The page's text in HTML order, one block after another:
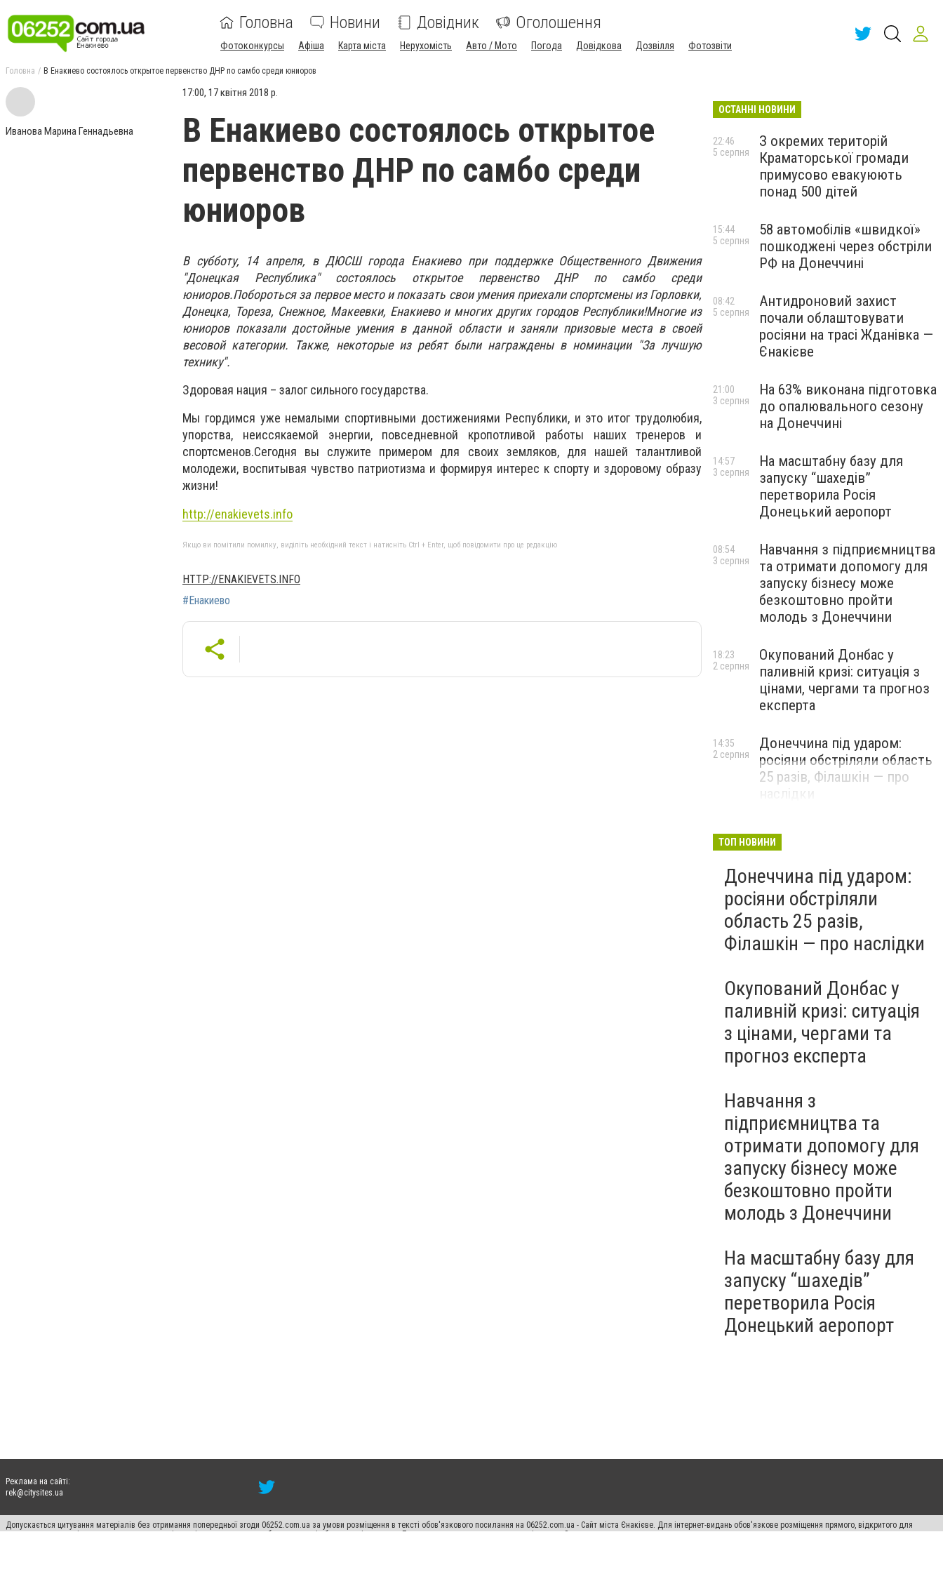
Головна Новини Довідник Оголошення
Фотоконкурсы Афіша Карта міста Нерухомість Авто / Мото Погода Довідкова Дозвілля Фотозвіти
Головна В Енакиево состоялось открытое первенство ДНР по самбо среди юниоров
Иванова Марина Геннадьевна
17:00, 17 квітня 2018 р.
В Енакиево состоялось открытое
первенство ДНР по самбо среди
юниоров
В субботу, 14 апреля, в ДЮСШ города Енакиево при поддержке Общественного Движения
"Донецкая Республика" состоялось открытое первенство ДНР по самбо среди
юниоров.Побороться за первое место и показать свои умения приехали спортсмены из Горловки,
Донецка, Тореза, Снежное, Макеевки, Енакиево и многих других городов Республики!Многие из
юниоров показали достойные умения в данной области и заняли призовые места в своей
весовой категории. Также, некоторые из ребят были награждены в номинации "За лучшую
технику".
Здоровая нация – залог сильного государства.
Мы гордимся уже немалыми спортивными достижениями Республики, и это итог трудолюбия,
упорства, неиссякаемой энергии, повседневной кропотливой работы наших тренеров и
спортсменов.Сегодня вы служите примером для своих земляков, для нашей талантливой
молодежи, воспитывая чувство патриотизма и формируя интерес к спорту и здоровому образу
жизни!
http://enakievets.info
Якщо ви помітили помилку, виділіть необхідний текст і натисніть Ctrl + Enter, щоб повідомити про це редакцію
HTTP://ENAKIEVETS.INFO
#Енакиево
ОСТАННІ НОВИНИ
З окремих територій
Краматорської громади
примусово евакуюють
понад 500 дітей
22:46
5 серпня
58 автомобілів «швидкої»
пошкоджені через обстріли
РФ на Донеччині
15:44
5 серпня
Антидроновий захист
почали облаштовувати
росіяни на трасі Жданівка —
Єнакієве
08:42
5 серпня
На 63% виконана підготовка
до опалювального сезону
на Донеччині
21:00
3 серпня
На масштабну базу для
запуску “шахедів”
перетворила Росія
Донецький аеропорт
14:57
3 серпня
Навчання з підприємництва
та отримати допомогу для
запуску бізнесу може
безкоштовно пройти
молодь з Донеччини
08:54
3 серпня
Окупований Донбас у
паливній кризі: ситуація з
цінами, чергами та прогноз
експерта
18:23
2 серпня
Донеччина під ударом:
росіяни обстріляли область
25 разів, Філашкін — про
14:35
2 серпня
ТОП НОВИНИ
Донеччина під ударом:
росіяни обстріляли
область 25 разів,
Філашкін — про наслідки
Окупований Донбас у
паливній кризі: ситуація
з цінами, чергами та
прогноз експерта
Навчання з
підприємництва та
отримати допомогу для
запуску бізнесу може
безкоштовно пройти
молодь з Донеччини
На масштабну базу для
запуску “шахедів”
перетворила Росія
Донецький аеропорт
Реклама на сайті:
rek@citysites.ua
Допускається цитування матеріалів без отримання попередньої згоди 06252.com.ua за умови розміщення в тексті обов'язкового посилання на 06252.com.ua - Сайт міста Єнакієве. Для інтернет-видань обов'язкове розміщення прямого, відкритого для
пошукових систем гіперпосилання на цитовані статті не нижче другого абзацу в тексті або в якості джерела. Порушення виняткових прав переслідується Законом.